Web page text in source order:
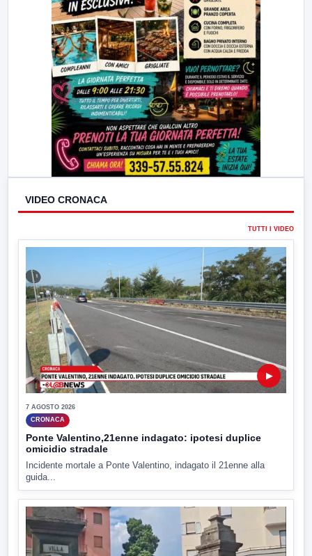
VIDEO CRONACA
TUTTI I VIDEO
▶
7 AGOSTO 2026
CRONACA
Ponte Valentino,21enne indagato: ipotesi duplice
omicidio stradale
Incidente mortale a Ponte Valentino, indagato il 21enne alla
guida...